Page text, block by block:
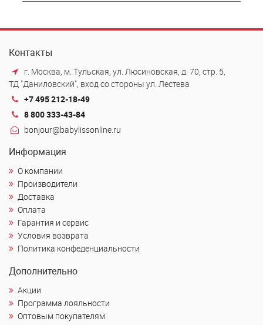
Контакты
г. Москва, м. Тульская, ул. Люсиновская, д. 70, стр. 5,
ТД "Даниловский", вход со стороны ул. Лестева
+7 495 212-18-49
8 800 333-43-84
bonjour@babylissonline.ru
Информация
О компании
Производители
Доставка
Оплата
Гарантия и сервис
Условия возврата
Политика конфеденциальности
Дополнительно
Акции
Программа лояльности
Оптовым покупателям